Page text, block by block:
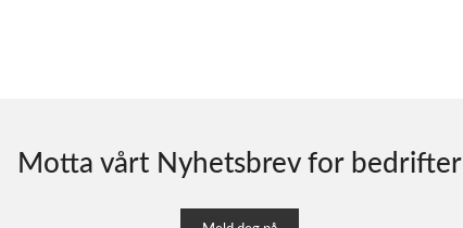
Motta vårt Nyhetsbrev for bedrifter